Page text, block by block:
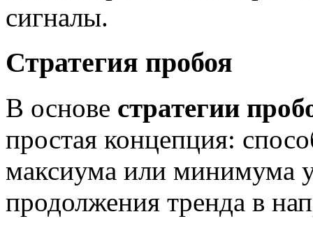
сигналы.
Стратегия пробоя
В основе стратегии
простая концепция:
максиума или минимума
продолжения тренда в